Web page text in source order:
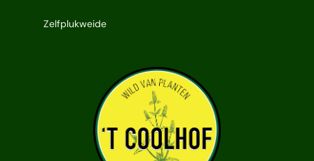
Zelfplukweide